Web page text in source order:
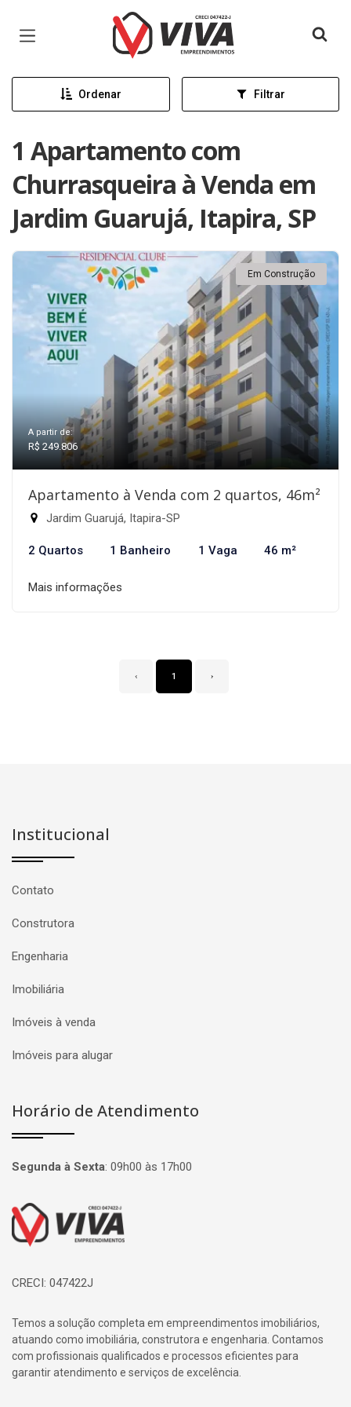
Página inicial
Ordenar Filtrar
1 Apartamento com
Churrasqueira à Venda em
Jardim Guarujá, Itapira, SP
Em Construção
A partir de:
R$ 249.806
Apartamento à Venda com 2 quartos, 46m²
Jardim Guarujá, Itapira-SP
2 Quartos 1 Banheiro 1 Vaga 46 m²
Mais informações
‹ 1 ›
Institucional
Contato
Construtora
Engenharia
Imobiliária
Imóveis à venda
Imóveis para alugar
Horário de Atendimento
Segunda à Sexta: 09h00 às 17h00
Página inicial
CRECI: 047422J
Temos a solução completa em empreendimentos imobiliários,
atuando como imobiliária, construtora e engenharia. Contamos
com profissionais qualificados e processos eficientes para
garantir atendimento e serviços de excelência.